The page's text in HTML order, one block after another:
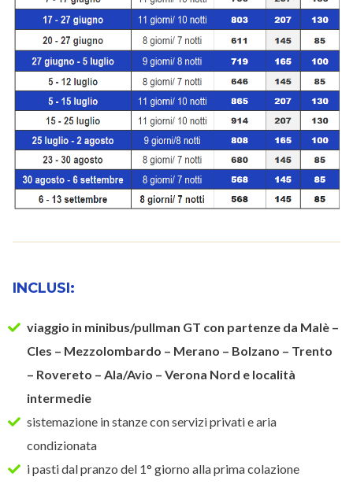
INCLUSI:
viaggio in minibus/pullman GT con partenze da Malè –
Cles – Mezzolombardo – Merano – Bolzano – Trento
– Rovereto – Ala/Avio – Verona Nord e località
intermedie
sistemazione in stanze con servizi privati e aria
condizionata
i pasti dal pranzo del 1° giorno alla prima colazione